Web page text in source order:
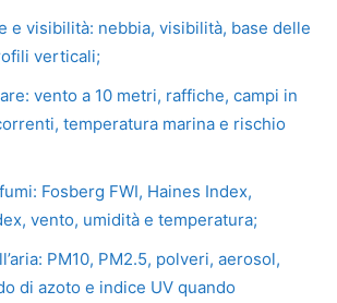
e visibilità: nebbia, visibilità, base delle
verticali;
vento a 10 metri, raffiche, campi in
temperatura marina e rischio
Fosberg FWI, Haines Index,
vento, umidità e temperatura;
PM10, PM2.5, polveri, aerosol,
di azoto e indice UV quando